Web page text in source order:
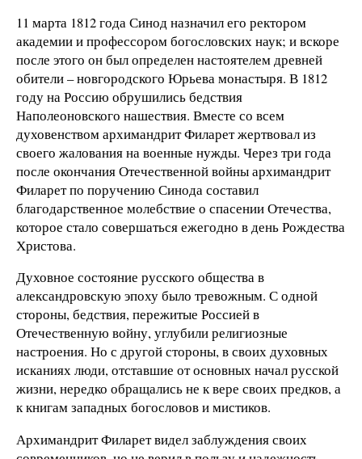
11 марта 1812 года Синод назначил его ректором
академии и профессором богословских наук; и вскоре
после этого он был определен настоятелем древней
обители – новгородского Юрьева монастыря. В 1812
году на Россию обрушились бедствия
Наполеоновского нашествия. Вместе со всем
духовенством архимандрит Филарет жертвовал из
своего жалования на военные нужды. Через три года
после окончания Отечественной войны архимандрит
Филарет по поручению Синода составил
благодарственное молебствие о спасении Отечества,
которое стало совершаться ежегодно в день Рождества
Христова.
Духовное состояние русского общества в
александровскую эпоху было тревожным. С одной
стороны, бедствия, пережитые Россией в
Отечественную войну, углубили религиозные
настроения. Но с другой стороны, в своих духовных
исканиях люди, отставшие от основных начал русской
жизни, нередко обращались не к вере своих предков, а
к книгам западных богословов и мистиков.
Архимандрит Филарет видел заблуждения своих